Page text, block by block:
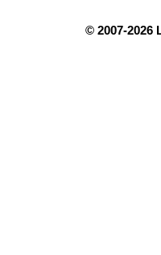
© 2007-2026